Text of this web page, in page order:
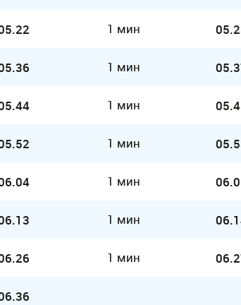
1 мин
1 мин
1 мин
1 мин
1 мин
1 мин
1 мин